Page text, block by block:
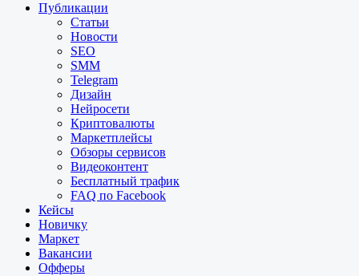
Публикации
Статьи
Новости
SEO
SMM
Telegram
Дизайн
Нейросети
Криптовалюты
Маркетплейсы
Обзоры сервисов
Видеоконтент
Бесплатный трафик
FAQ по Facebook
Кейсы
Новичку
Маркет
Вакансии
Офферы